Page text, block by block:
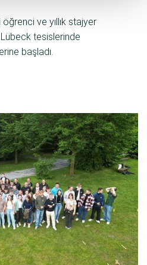
ve yıllık stajyer
tesislerinde
başladı.